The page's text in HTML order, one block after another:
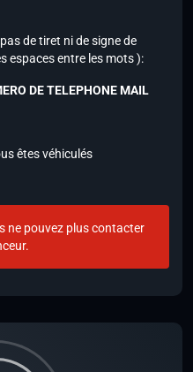
de tiret ni de signe de
espaces entre les mots ):
DE TELEPHONE MAIL
êtes véhiculés
ne pouvez plus contacter